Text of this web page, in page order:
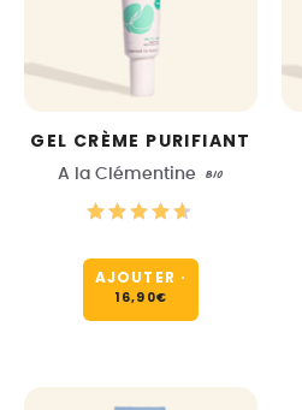
GEL CRÈME PURIFIANT
A la Clémentine BIO
AJOUTER ·
16,90€